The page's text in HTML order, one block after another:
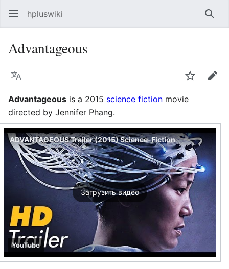
hpluswiki
Advantageous
Язык Следить
Advantageous is a 2015 science fiction movie
directed by Jennifer Phang.
ADVANTAGEOUS Trailer (2015) Science-Fiction
Загрузить видео
YouTube